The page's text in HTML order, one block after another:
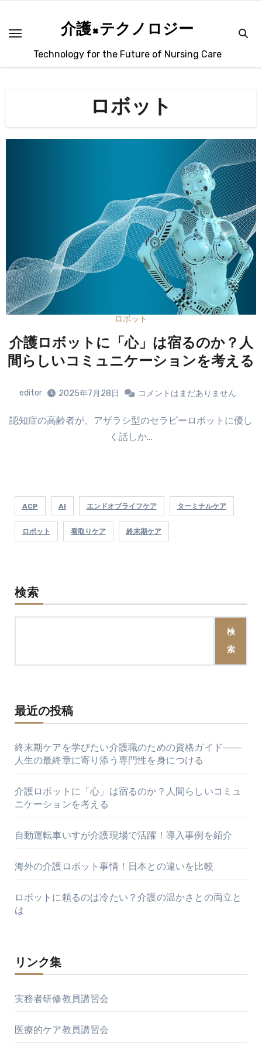
介護×テクノロジー
Technology for the Future of Nursing Care
ロボット
ロボット
介護ロボットに「心」は宿るのか？人
間らしいコミュニケーションを考える
editor 2025年7月28日 コメントはまだありません
認知症の高齢者が、アザラシ型のセラピーロボットに優し
く話しか…
ACP AI エンドオブライフケア ターミナルケア
ロボット 看取りケア 終末期ケア
検索
検
索
最近の投稿
終末期ケアを学びたい介護職のための資格ガイド――
人生の最終章に寄り添う専門性を身につける
介護ロボットに「心」は宿るのか？人間らしいコミュ
ニケーションを考える
自動運転車いすが介護現場で活躍！導入事例を紹介
海外の介護ロボット事情！日本との違いを比較
ロボットに頼るのは冷たい？介護の温かさとの両立と
は
リンク集
実務者研修教員講習会
医療的ケア教員講習会